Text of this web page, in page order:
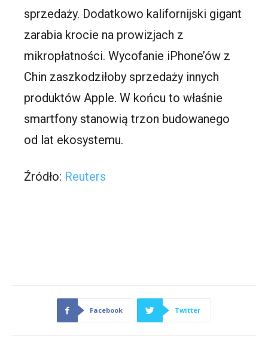
sprzedaży. Dodatkowo kalifornijski gigant
zarabia krocie na prowizjach z
mikropłatności. Wycofanie iPhone’ów z
Chin zaszkodziłoby sprzedaży innych
produktów Apple. W końcu to właśnie
smartfony stanowią trzon budowanego
od lat ekosystemu.
Źródło: Reuters
Facebook Twitter